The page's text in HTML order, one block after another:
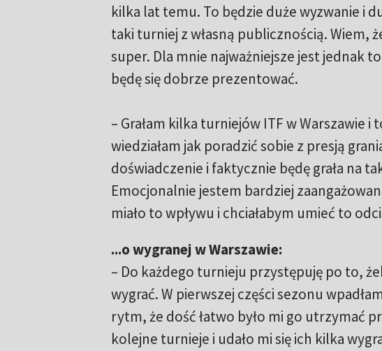
kilka lat temu. To będzie duże wyzwanie i
taki turniej z własną publicznością. Wiem,
super. Dla mnie najważniejsze jest jednak
będę się dobrze prezentować.
– Grałam kilka turniejów ITF w Warszawie
wiedziałam jak poradzić sobie z presją
doświadczenie i faktycznie będę grała na
Emocjonalnie jestem bardziej
miało to wpływu i chciałabym umieć to
...o wygranej w Warszawie:
– Do każdego turnieju przystępuję po to,
wygrać. W pierwszej części sezonu
rytm, że dość łatwo było mi go utrzymać
kolejne turnieje i udało mi się ich kilka